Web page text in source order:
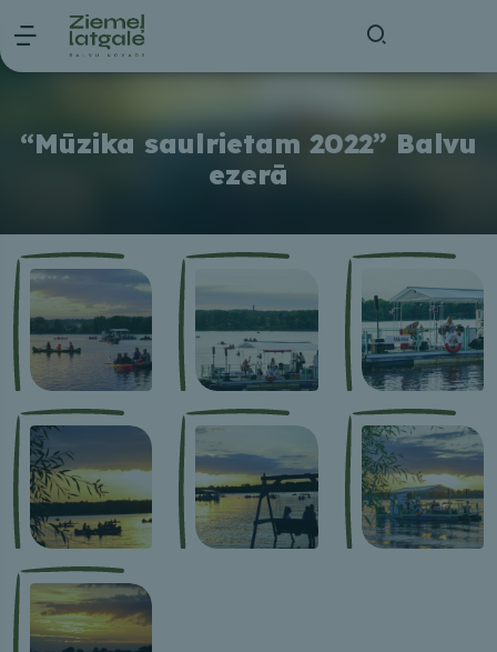
“Mūzika saulrietam 2022” Balvu
ezerā